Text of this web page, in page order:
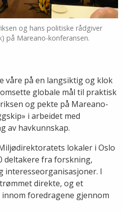
og hans politiske rådgiver
på Mareano-konferansen.
våre på en langsiktig og klok
globale mål til praktisk
og pekte på Mareano-
i arbeidet med
av havkunnskap.
lokaler i Oslo
deltakere fra forskning,
I
direkte, og et
foredragene gjennom